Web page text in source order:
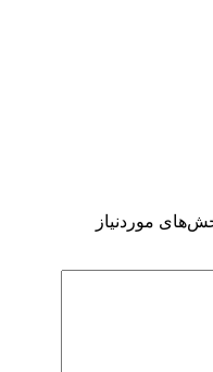
موردنیاز